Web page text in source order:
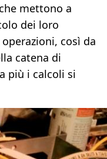
mettono a
dei loro
così da
catena di
più i calcoli si